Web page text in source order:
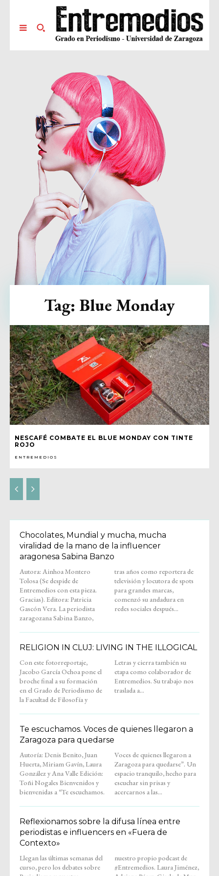
NESCAFÉ COMBATE EL BLUE MONDAY CON TINTE
ROJO
ENTREMEDIOS
Tag: Blue Monday
Chocolates, Mundial y mucha, mucha
viralidad de la mano de la influencer
aragonesa Sabina Banzo
Autora: Ainhoa Montero
Tolosa (Se despide de
Entremedios con esta pieza.
Gracias). Editora: Patricia
Gascón Vera. La periodista
zaragozana Sabina Banzo,
tras años como reportera de
televisión y locutora de spots
para grandes marcas,
comenzó su andadura en
redes sociales después...
RELIGION IN CLUJ: LIVING IN THE ILLOGICAL
Con este fotorreportaje,
Jacobo García Ochoa pone el
broche final a su formación
en el Grado de Periodismo de
la Facultad de Filosofía y
Letras y cierra también su
etapa como colaborador de
Entremedios. Su trabajo nos
traslada a...
Te escuchamos. Voces de quienes llegaron a
Zaragoza para quedarse
Autoría: Denis Benito, Juan
Huerta, Miriam Gavín, Laura
González y Ana Valle Edición:
Toñi Nogales Bienvenidos y
bienvenidas a “Te escuchamos.
Voces de quienes llegaron a
Zaragoza para quedarse”. Un
espacio tranquilo, hecho para
escuchar sin prisas y
acercarnos a las...
Reflexionamos sobre la difusa línea entre
periodistas e influencers en «Fuera de
Contexto»
Llegan las últimas semanas del
curso, pero los debates sobre
nuestro propio podcast de
#Entremedios. Laura Jiménez,